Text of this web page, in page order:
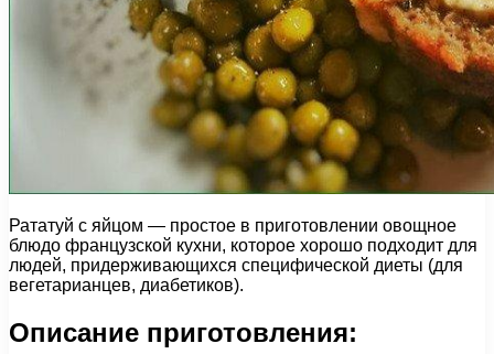
Рататуй с яйцом — простое в приготовлении овощное
блюдо французской кухни, которое хорошо подходит для
людей, придерживающихся специфической диеты (для
вегетарианцев, диабетиков).
Описание приготовления: